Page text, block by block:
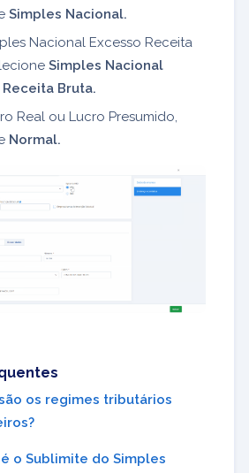
Simples Nacional.
Nacional Excesso Receita
Simples Nacional
Receita Bruta.
Real ou Lucro Presumido,
Normal.
os regimes tributários
o Sublimite do Simples